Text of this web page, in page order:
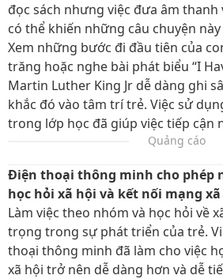
đọc sách nhưng việc đưa âm thanh
có thể khiến những câu chuyện
Xem những bước đi đầu tiên của
trăng hoặc nghe bài phát biểu “I
Martin Luther King Jr dễ dàng ghi
khắc đó vào tâm trí trẻ. Việc sử
trong lớp học đã giúp việc tiếp cận
Quảng cáo
Điện thoại thông minh cho phép
học hỏi xã hội và kết nối mạng
Làm việc theo nhóm và học hỏi về
trọng trong sự phát triển của trẻ.
thoại thông minh đã làm cho việc
xã hội trở nên dễ dàng hơn và dễ